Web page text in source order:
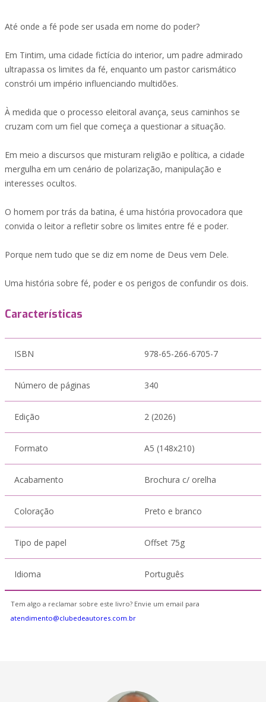
Até onde a fé pode ser usada em nome do poder?
Em Tintim, uma cidade fictícia do interior, um padre admirado
ultrapassa os limites da fé, enquanto um pastor carismático
constrói um império influenciando multidões.
À medida que o processo eleitoral avança, seus caminhos se
cruzam com um fiel que começa a questionar a situação.
Em meio a discursos que misturam religião e política, a cidade
mergulha em um cenário de polarização, manipulação e
interesses ocultos.
O homem por trás da batina, é uma história provocadora que
convida o leitor a refletir sobre os limites entre fé e poder.
Porque nem tudo que se diz em nome de Deus vem Dele.
Uma história sobre fé, poder e os perigos de confundir os dois.
Características
ISBN 978-65-266-6705-7
Número de páginas 340
Edição 2 (2026)
Formato A5 (148x210)
Acabamento Brochura c/ orelha
Coloração Preto e branco
Tipo de papel Offset 75g
Idioma Português
Tem algo a reclamar sobre este livro? Envie um email para
atendimento@clubedeautores.com.br